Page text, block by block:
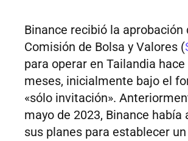
Binance recibió la aprobación
Comisión de Bolsa y Valores (
para operar en Tailandia
meses, inicialmente bajo el
«sólo invitación».
mayo de 2023, Binance había
sus planes para establecer